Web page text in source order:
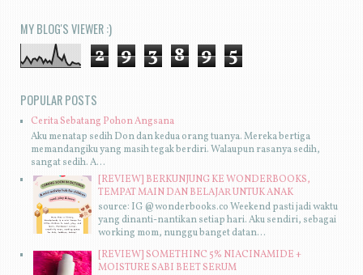
MY BLOG'S VIEWER :)
2 9 3 8 9 5
POPULAR POSTS
Cerita Sebatang Pohon Angsana
Aku menatap sedih Don dan kedua orang tuanya. Mereka bertiga
memandangiku yang masih tegak berdiri. Walaupun rasanya sedih,
sangat sedih. A...
[REVIEW] BERKUNJUNG KE WONDERBOOKS,
TEMPAT MAIN DAN BELAJAR UNTUK ANAK
source: IG @wonderbooks.co Weekend pasti jadi waktu
yang dinanti-nantikan setiap hari. Aku sendiri, sebagai
working mom, nunggu banget datan...
[REVIEW] SOMETHINC 5% NIACINAMIDE +
MOISTURE SABI BEET SERUM